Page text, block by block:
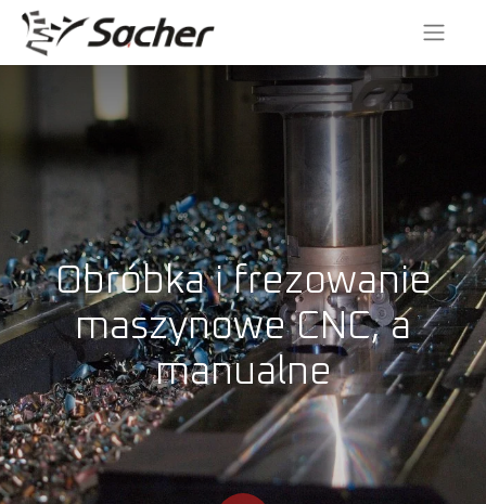
Obróbka i frezowanie
maszynowe CNC, a
manualne